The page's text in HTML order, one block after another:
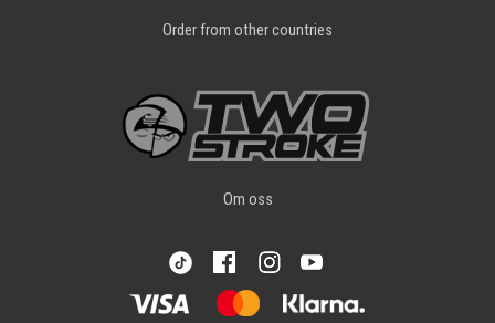
Order from other countries
Om oss